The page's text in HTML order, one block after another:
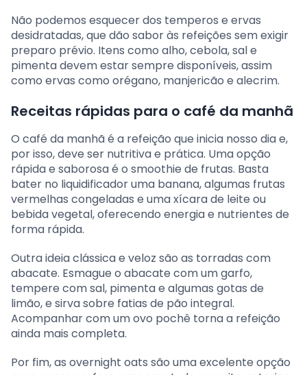
Não podemos esquecer dos temperos e ervas
desidratadas, que dão sabor às refeições sem exigir
preparo prévio. Itens como alho, cebola, sal e
pimenta devem estar sempre disponíveis, assim
como ervas como orégano, manjericão e alecrim.
Receitas rápidas para o café da manhã
O café da manhã é a refeição que inicia nosso dia e,
por isso, deve ser nutritiva e prática. Uma opção
rápida e saborosa é o smoothie de frutas. Basta
bater no liquidificador uma banana, algumas frutas
vermelhas congeladas e uma xícara de leite ou
bebida vegetal, oferecendo energia e nutrientes de
forma rápida.
Outra ideia clássica e veloz são as torradas com
abacate. Esmague o abacate com um garfo,
tempere com sal, pimenta e algumas gotas de
limão, e sirva sobre fatias de pão integral.
Acompanhar com um ovo pochê torna a refeição
ainda mais completa.
Por fim, as overnight oats são uma excelente opção